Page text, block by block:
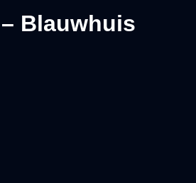
Blauwhuis